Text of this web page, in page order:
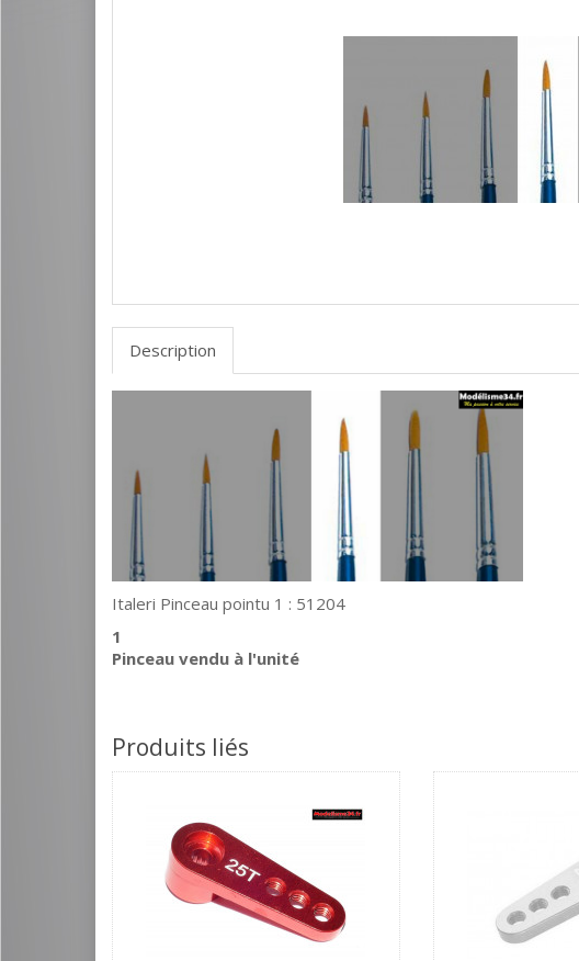
Description
Italeri Pinceau pointu 1 : 51204
1
Pinceau vendu à l'unité
Produits liés